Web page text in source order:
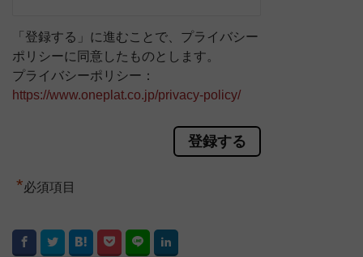
「登録する」に進むことで、プライバシー
ポリシーに同意したものとします。
プライバシーポリシー：
https://www.oneplat.co.jp/privacy-policy/
*必須項目